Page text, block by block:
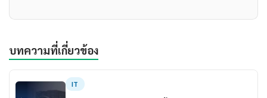
บทความที่เกี่ยวข้อง
IT